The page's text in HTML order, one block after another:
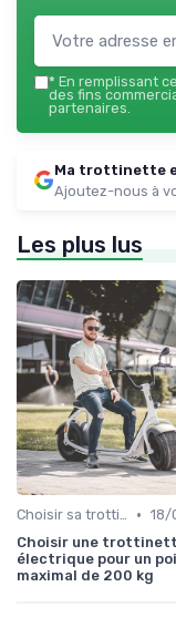
* En remplissant
des fins
partenaires.
Ma trottinette
Ajoutez-nous à
Les plus lus
Choisir sa trottinette électrique • 18/
Choisir une
électrique pour un
maximal de 200 kg